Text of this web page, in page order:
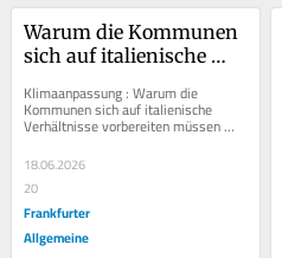
Warum die Kommunen
sich auf italienische
müssen
Klimaanpassung : Warum die
Kommunen sich auf italienische
Verhältnisse vorbereiten müssen
und teure...
18.06.2026
20
Frankfurter
Allgemeine